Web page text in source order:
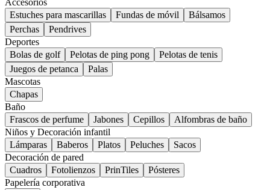
Accesorios
Estuches para mascarillas
Fundas de móvil
Bálsamos
Perchas
Pendrives
Deportes
Bolas de golf
Pelotas de ping pong
Pelotas de tenis
Juegos de petanca
Palas
Mascotas
Chapas
Baño
Frascos de perfume
Jabones Cepillos
Alfombras de baño
Niños y Decoración infantil
Lámparas
Baberos Platos Peluches
Sacos
Decoración de pared
Cuadros
Fotolienzos PrinTiles
Pósteres
Papelería corporativa